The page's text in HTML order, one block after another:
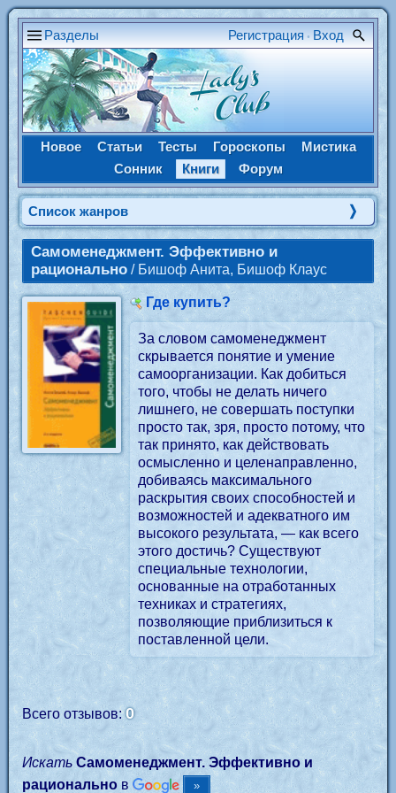
Разделы Регистрация • Вход
Новое Статьи Тесты Гороскопы
Мистика
Сонник
Книги Форум
Cписок жанров
Самоменеджмент. Эффективно и
рационально / Бишоф Анита, Бишоф Клаус
Где купить?
За словом самоменеджмент
скрывается понятие и умение
самоорганизации. Как добиться
того, чтобы не делать ничего
лишнего, не совершать поступки
просто так, зря, просто потому, что
так принято, как действовать
осмысленно и целенаправленно,
добиваясь максимального
раскрытия своих способностей и
возможностей и адекватного им
высокого результата, — как всего
этого достичь? Существуют
специальные технологии,
основанные на отработанных
техниках и стратегиях,
позволяющие приблизиться к
поставленной цели.
Всего отзывов:0
Искать Самоменеджмент. Эффективно и
рациональнов